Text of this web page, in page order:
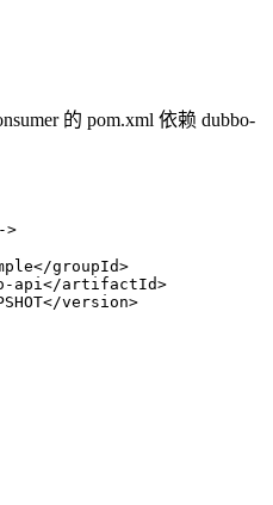
的 pom.xml 依赖 dubbo-
>
</groupId>
api</artifactId>
</version>